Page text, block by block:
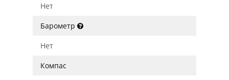
Нет
Барометр
Нет
Компас